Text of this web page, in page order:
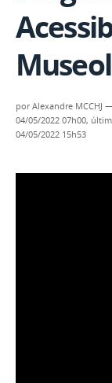
porAlexandre MCCHJ
04/05/2022 07h00,
04/05/2022 15h53